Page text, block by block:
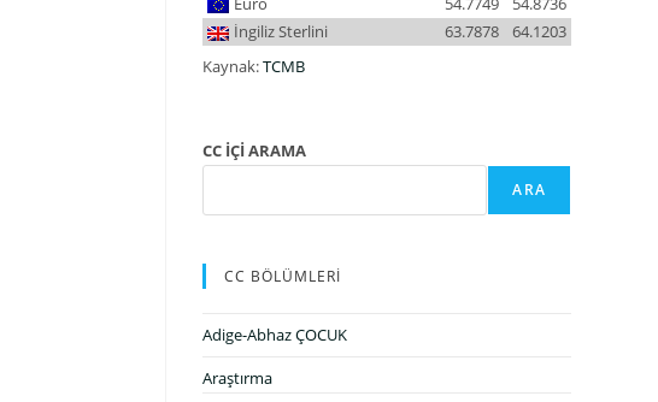
İngiliz Sterlini
64.1203
63.7878
Kaynak:TCMB
CC İÇİ ARAMA
ARA
CC BÖLÜMLERİ
Adige-Abhaz ÇOCUK
Araştırma